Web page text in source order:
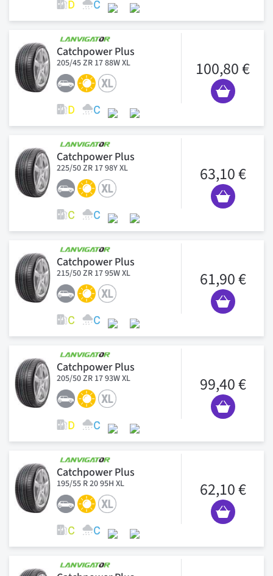
Catchpower Plus
205/45 ZR 17 88W XL 100,80 €
Catchpower Plus
225/50 ZR 17 98Y XL 63,10 €
Catchpower Plus
215/50 ZR 17 95W XL 61,90 €
Catchpower Plus
205/50 ZR 17 93W XL 99,40 €
Catchpower Plus
195/55 R 20 95H XL 62,10 €